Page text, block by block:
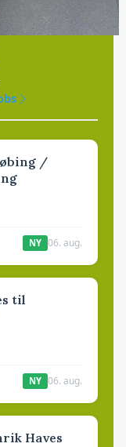
/
NY 06. aug.
til
NY 06. aug.
Haves